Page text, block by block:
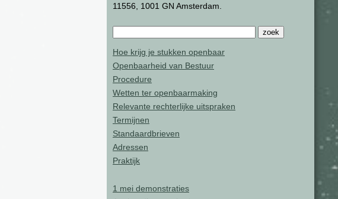
11556, 1001 GN Amsterdam.
Hoe krijg je stukken openbaar
Openbaarheid van Bestuur
Procedure
Wetten ter openbaarmaking
Relevante rechterlijke uitspraken
Termijnen
Standaardbrieven
Adressen
Praktijk
1 mei demonstraties